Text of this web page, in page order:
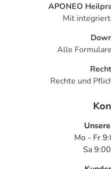
- Hautentzündung
- Hautrötung durch
- Hautausschlag
- Knotiger Hautausschlag
- Kleinfleckige Haut- und
- Fleckenartige Hautblutung
- Brennendes Gefühl auf
- Entfärbung an der
APONEO
Mit
Alle
Rechte und
Mo - Fr
Sa